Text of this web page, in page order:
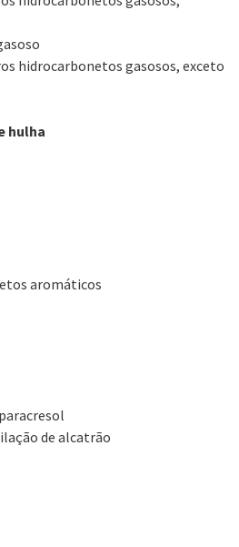
hidrocarbonetos gasosos, exceto
hulha
aromáticos
de alcatrão